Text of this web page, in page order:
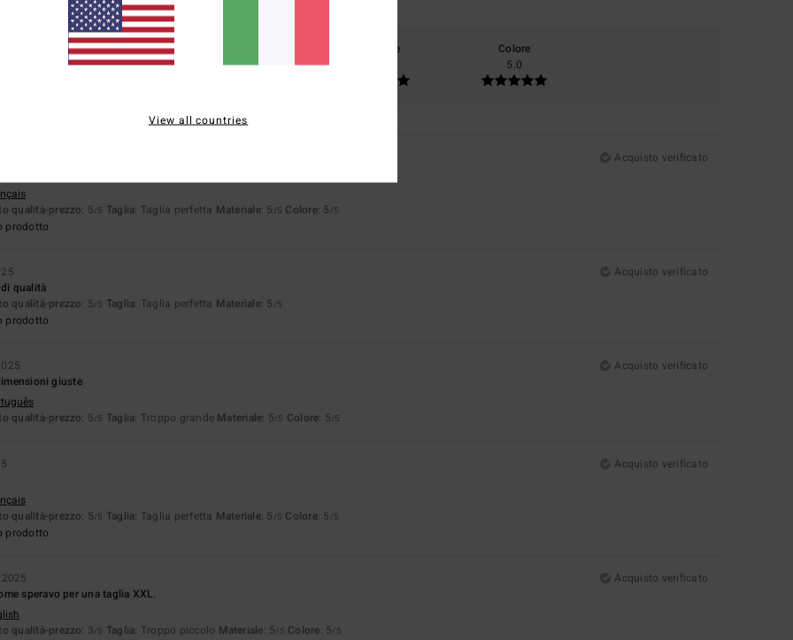
qualità-prezzo
Materiale
Colore
5.0
Acquisto verificato
qualità-prezzo: 5/5 Taglia: Taglia perfetta Materiale: 5 /5 Colore: 5 /5
prodotto
Acquisto verificato
qualità
qualità-prezzo: 5/5 Taglia: Taglia perfetta Materiale: 5 /5
prodotto
Acquisto verificato
giuste
qualità-prezzo: 5/5 Taglia: Troppo grande Materiale: 5/5 Colore: 5/5
Acquisto verificato
qualità-prezzo: 5/5 Taglia: Taglia perfetta Materiale: 5 /5 Colore: 5 /5
prodotto
Acquisto verificato
speravo per una taglia XXL.
qualità-prezzo: 3/5 Taglia: Troppo piccolo Materiale: 5/5 Colore: 5/5
View all countries